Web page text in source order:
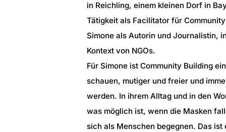
in Reichling, einem kleinen Dorf in
Tätigkeit als Facilitator für
Simone als Autorin und Journalistin,
Kontext von NGOs.
Für Simone ist Community Building
schauen, mutiger und freier und
werden. In ihrem Alltag und in den
was möglich ist, wenn die Masken
sich als Menschen begegnen. Das ist